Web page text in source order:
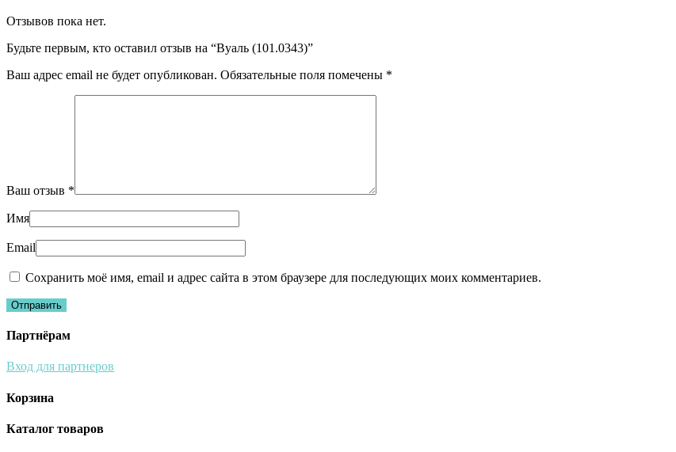
Отзывов пока нет.
Будьте первым, кто оставил отзыв на “Вуаль (101.0343)”
Ваш адрес email не будет опубликован. Обязательные поля помечены *
Ваш отзыв *
Имя
Email
Сохранить моё имя, email и адрес сайта в этом браузере для последующих моих комментариев.
Партнёрам
Вход для партнеров
Корзина
Каталог товаров